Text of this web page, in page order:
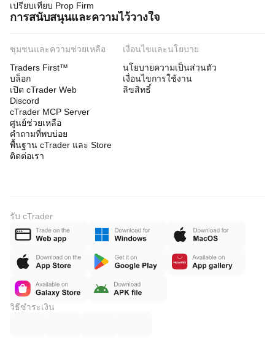
เปรียบเทียบ Prop Firm
การสนับสนุนและความไว้วางใจ
ชุมชนและความช่วยเหลือ
Traders First™
บล็อก
เปิด cTrader Web
Discord
cTrader MCP Server
ศูนย์ช่วยเหลือ
คำถามที่พบบ่อย
พื้นฐาน cTrader และ Store
ติดต่อเรา
เงื่อนไขและนโยบาย
นโยบายความเป็นส่วนตัว
เงื่อนไขการใช้งาน
ลิขสิทธิ์
รับ cTrader
วิธีชำระเงิน